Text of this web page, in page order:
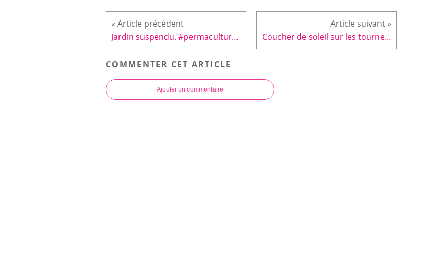
Jardin suspendu. #permaculture #biodynamie #bio #organic Coucher de soleil sur les tournesols... #sunset #sunflower #beautifulfrance
COMMENTER CET ARTICLE
Ajouter un commentaire